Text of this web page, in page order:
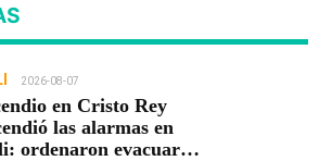
2026-08-07
en Cristo Rey
las alarmas en
ordenaron evacuar